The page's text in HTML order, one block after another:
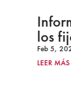
los
Feb 5,
LEER MÁS